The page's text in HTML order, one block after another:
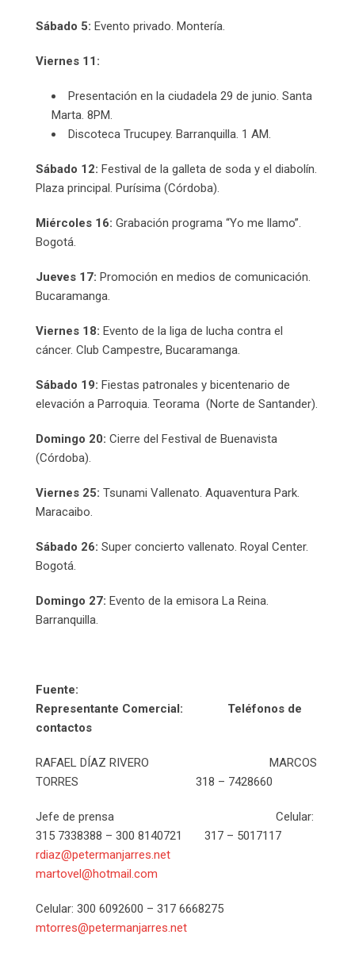
Sábado 5: Evento privado. Montería.
Viernes 11:
Presentación en la ciudadela 29 de junio. Santa
Marta. 8PM.
Discoteca Trucupey. Barranquilla. 1 AM.
Sábado 12: Festival de la galleta de soda y el diabolín.
Plaza principal. Purísima (Córdoba).
Miércoles 16: Grabación programa “Yo me llamo”.
Bogotá.
Jueves 17: Promoción en medios de comunicación.
Bucaramanga.
Viernes 18: Evento de la liga de lucha contra el
cáncer. Club Campestre, Bucaramanga.
Sábado 19: Fiestas patronales y bicentenario de
elevación a Parroquia. Teorama (Norte de Santander).
Domingo 20: Cierre del Festival de Buenavista
(Córdoba).
Viernes 25: Tsunami Vallenato. Aquaventura Park.
Maracaibo.
Sábado 26: Super concierto vallenato. Royal Center.
Bogotá.
Domingo 27: Evento de la emisora La Reina.
Barranquilla.
Fuente:
Representante Comercial: Teléfonos de
contactos
RAFAEL DÍAZ RIVERO MARCOS
TORRES 318 – 7428660
Jefe de prensa Celular:
315 7338388 – 300 8140721 317 – 5017117
rdiaz@petermanjarres.net
martovel@hotmail.com
Celular: 300 6092600 – 317 6668275
mtorres@petermanjarres.net